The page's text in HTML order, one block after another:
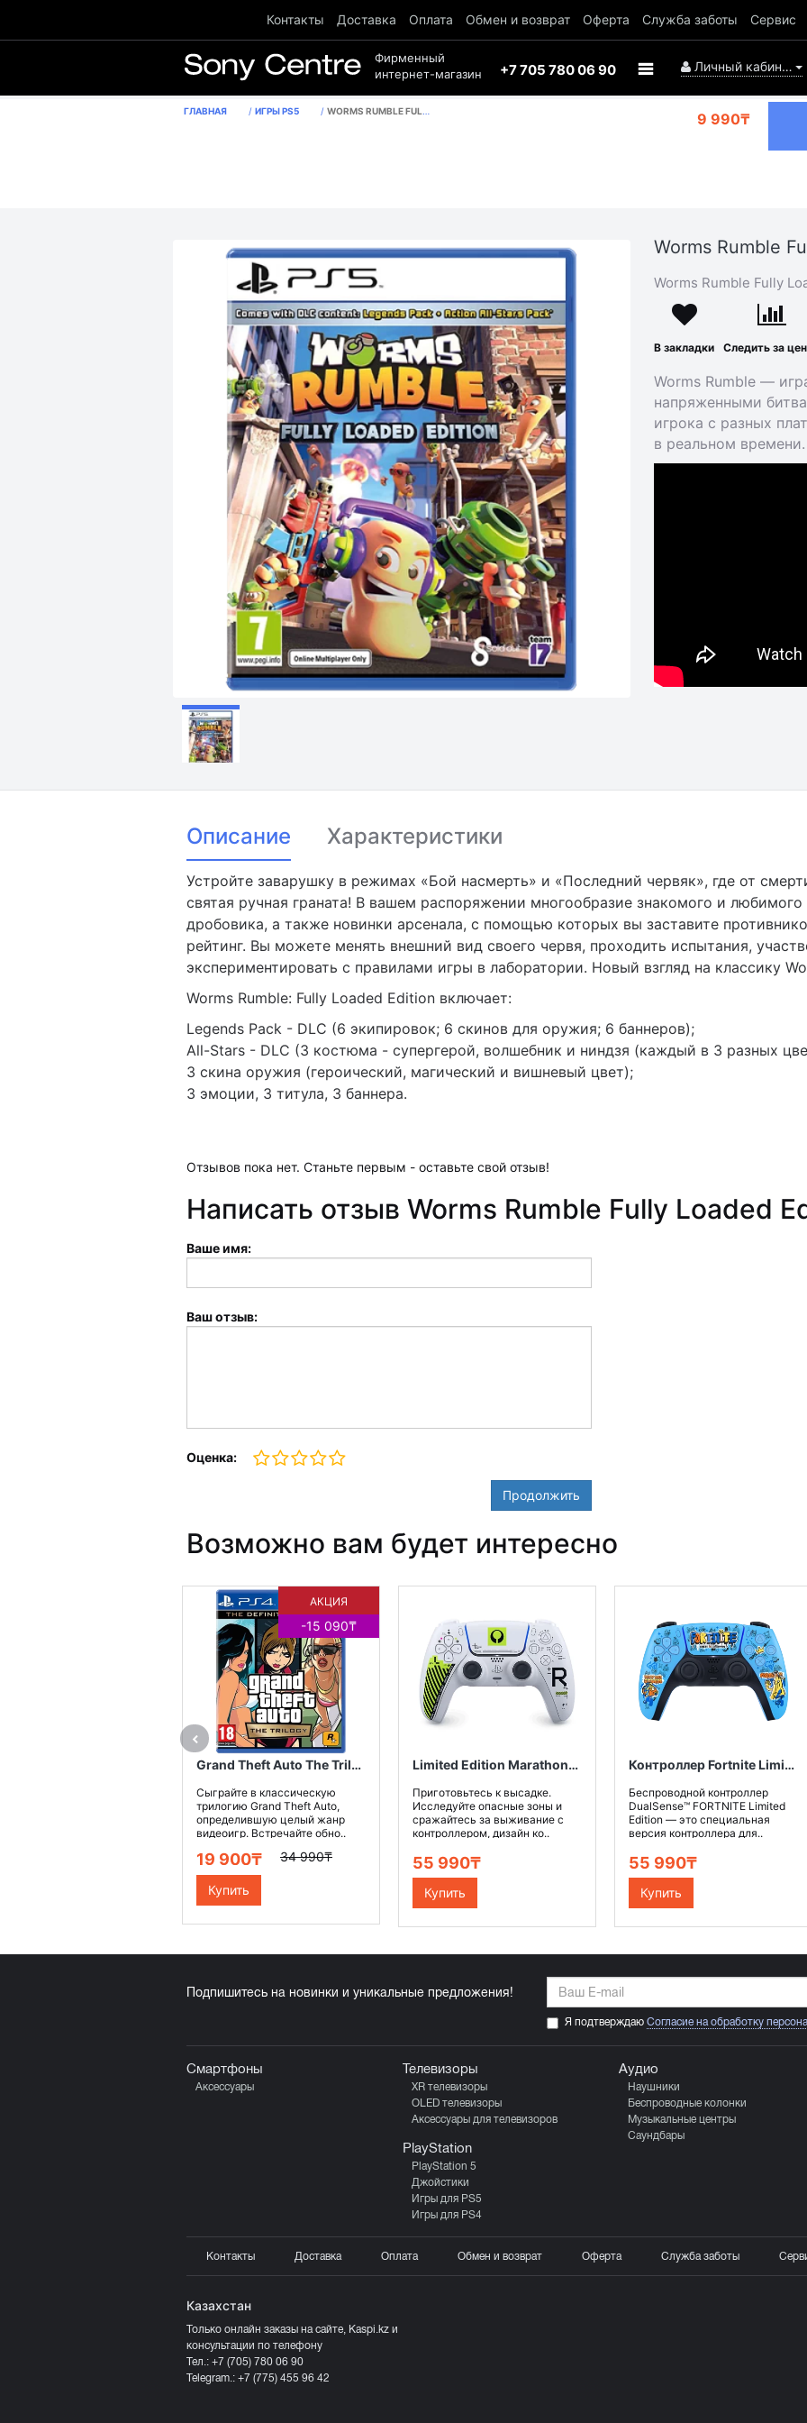
Контакты Доставка Оплата Обмен и возврат Оферта Служба заботы Сервис
Фирменный
интернет-магазин
+7 705 780 06 90 Личный кабинет
ГЛАВНАЯ ИГРЫ PS5 WORMS RUMBLE FULLY LOADED EDITION PS5 9 990₸
Worms Rumble
Worms Rumble Fully
В закладки Следить за
Worms Rumble —
напряженными
игрока с разных
в реальном времени.
Описание Характеристики
Устройте заварушку в режимах «Бой насмерть» и «Последний червяк», где от
святая ручная граната! В вашем распоряжении многообразие знакомого и
дробовика, а также новинки арсенала, с помощью которых вы заставите
рейтинг. Вы можете менять внешний вид своего червя, проходить испытания,
экспериментировать с правилами игры в лаборатории. Новый взгляд на классику
Worms Rumble: Fully Loaded Edition включает:
Legends Pack - DLC (6 экипировок; 6 скинов для оружия; 6 баннеров);
All-Stars - DLC (3 костюма - супергерой, волшебник и ниндзя (каждый в 3 разных
3 скина оружия (героический, магический и вишневый цвет);
3 эмоции, 3 титула, 3 баннера.
Отзывов пока нет. Станьте первым - оставьте свой отзыв!
Написать отзыв Worms Rumble Fully Loaded
Ваше имя:
Ваш отзыв:
Оценка:
Продолжить
Возможно вам будет интересно
АКЦИЯ
-15 090₸
Grand Theft Auto The Trilogy Definitive Edition PS4
Сыграйте в классическую
трилогию Grand Theft Auto,
определившую целый жанр
видеоигр. Встречайте обно..
19 900₸ 34 990₸
Купить
Limited Edition Marathon™ DualSense для PS5, беспроводной контроллер
Приготовьтесь к высадке.
Исследуйте опасные зоны и
сражайтесь за выживание с
контроллером, дизайн ко..
55 990₸
Купить
Контроллер Fortnite Limited Edition PS5 DualSense
Беспроводной контроллер
DualSense™ FORTNITE Limited
Edition — это специальная
версия контроллера для..
55 990₸
Купить
Подпишитесь на новинки и уникальные предложения!
Я подтверждаю Согласие на обработку
Смартфоны
Аксессуары
Телевизоры
XR телевизоры
OLED телевизоры
Аксессуары для телевизоров
PlayStation
PlayStation 5
Джойстики
Игры для PS5
Игры для PS4
Аудио
Наушники
Беспроводные колонки
Музыкальные центры
Саундбары
Контакты Доставка Оплата Обмен и возврат Оферта Служба заботы
Казахстан
Только онлайн заказы на сайте, Kaspi.kz и
консультации по телефону
Тел.: +7 (705) 780 06 90
Telegram.: +7 (775) 455 96 42